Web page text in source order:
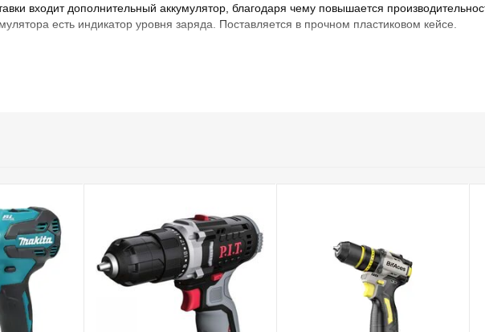
входит дополнительный аккумулятор, благодаря чему повышается
есть индикатор уровня заряда. Поставляется в прочном пластиковом кейсе.